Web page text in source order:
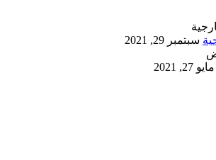
سبتمبر 29, 2021
مايو 27, 2021